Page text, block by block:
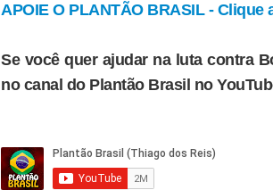
APOIE O PLANTÃO BRASIL - Clique
Se você quer ajudar na luta contra
no canal do Plantão Brasil no